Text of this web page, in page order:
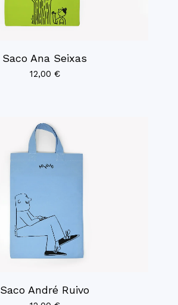
Saco Ana Seixas
12,00 €
Saco André Ruivo